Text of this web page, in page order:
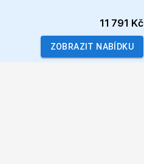
11 791 Kč
ZOBRAZIT NABÍDKU